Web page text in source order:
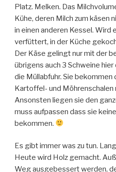
Platz. Melken. Das
Kühe, deren Milch zum käsen
in einen anderen Kessel. Wird
verfüttert, in der Küche
Der Käse gelingt nur mit der
übrigens auch 3 Schweine
die Müllabfuhr. Sie
Kartoffel- und Möhrenschalen
Ansonsten liegen sie den
muss aufpassen dass sie
bekommen.
Es gibt immer was zu tun.
Heute wird Holz gemacht.
Weg ausgebessert werden,